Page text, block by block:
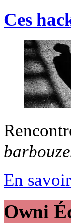
Ces
En
Owni